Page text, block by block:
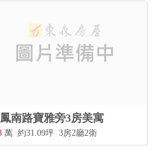
南路寶雅旁3房美寓
萬 約31.09坪 3房2廳2衛